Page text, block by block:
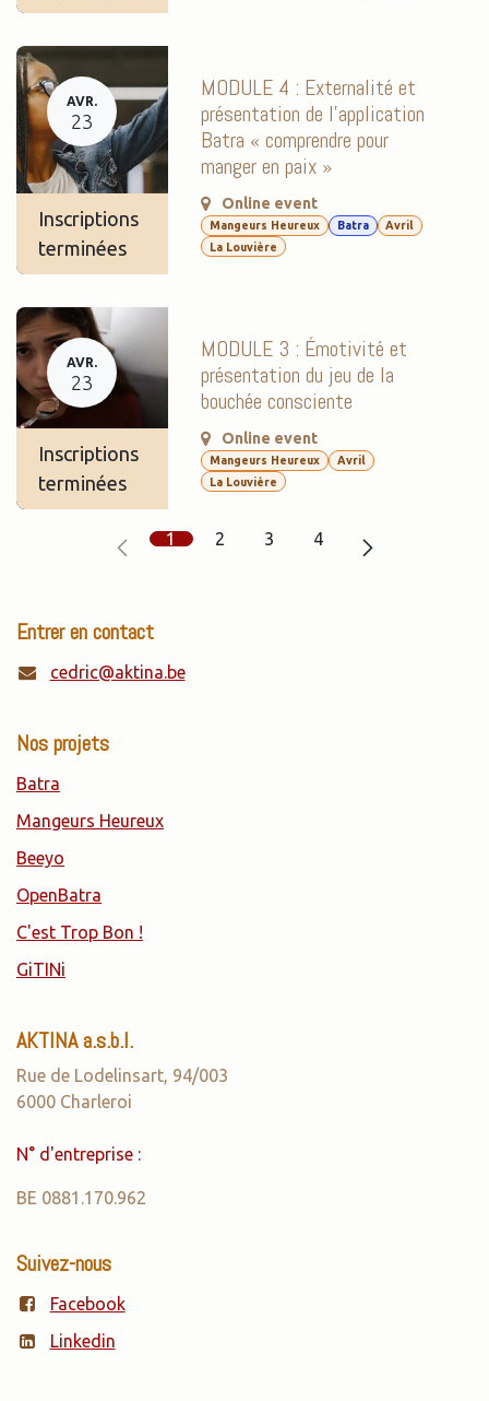
AVR.
23
Inscriptions
terminées
MODULE 4 : Externalité et
présentation de l’application
Batra « comprendre pour
manger en paix »
Online event
Mangeurs Heureux Batra
Avril
La Louvière
AVR.
23
Inscriptions
terminées
MODULE 3 : Émotivité et
présentation du jeu de la
bouchée consciente
Online event
Mangeurs Heureux
Avril
La Louvière
1 2 3 4
Entrer en contact
cedric@aktina.be
Nos projets
Batra
Mangeurs Heureux
Beeyo
OpenBatra
C'est Trop Bon !
GiTINi
AKTINA a.s.b.l.
Rue de Lodelinsart, 94/003
6000 Charleroi
N° d'entreprise :
BE 0881.170.962
Suivez-nous
Facebook
Linkedin